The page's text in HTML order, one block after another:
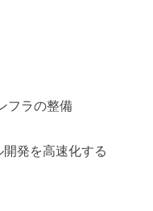
フラの整備
発を高速化する